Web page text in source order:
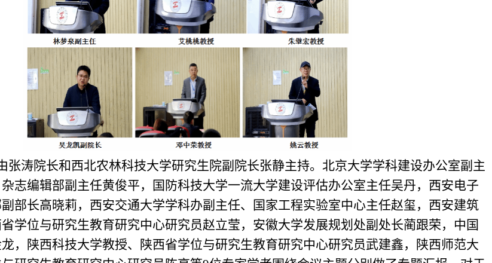
张涛院长和西北农林科技大学研究生院副院长张静主持。北京大学学科建设办公室副主
志编辑部副主任黄俊平，国防科技大学一流大学建设评估办公室主任吴丹，西安电子
部长高晓莉，西安交通大学学科办副主任、国家工程实验室中心主任赵玺，西安建筑
学位与研究生教育研究中心研究员赵立莹，安徽大学发展规划处副处长蔺跟荣，中国
，陕西科技大学教授、陕西省学位与研究生教育研究中心研究员武建鑫，陕西师范大